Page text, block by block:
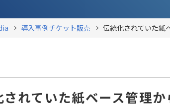
導入事例チケット販売 伝統化されていた紙
れていた紙ベース管理